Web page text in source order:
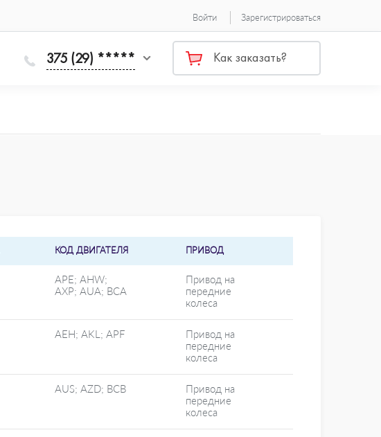
Войти Зарегистрироваться
375 (29) ***** Как заказать?
КОД ДВИГАТЕЛЯ ПРИВОД
APE; AHW;
AXP; AUA; BCA
Привод на
передние
колеса
AEH; AKL; APF
Привод на
передние
колеса
AUS; AZD; BCB
Привод на
передние
колеса